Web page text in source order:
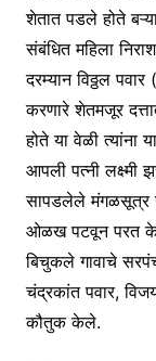
शेतात पडले होते
संबंधित महिला
दरम्यान विठ्ठल
करणारे शेतमजूर
होते या वेळी त्यांना
आपली पत्नी लक्ष्मी
सापडलेले मंगळसूत्र
ओळख पटवून परत केले
बिचुकले गावाचे सरपंच
चंद्रकांत पवार,
कौतुक केले.